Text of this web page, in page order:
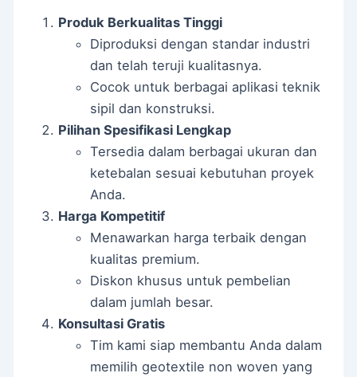
Produk Berkualitas Tinggi
Diproduksi dengan standar industri
dan telah teruji kualitasnya.
Cocok untuk berbagai aplikasi teknik
sipil dan konstruksi.
Pilihan Spesifikasi Lengkap
Tersedia dalam berbagai ukuran dan
ketebalan sesuai kebutuhan proyek
Anda.
Harga Kompetitif
Menawarkan harga terbaik dengan
kualitas premium.
Diskon khusus untuk pembelian
dalam jumlah besar.
Konsultasi Gratis
Tim kami siap membantu Anda dalam
memilih geotextile non woven yang